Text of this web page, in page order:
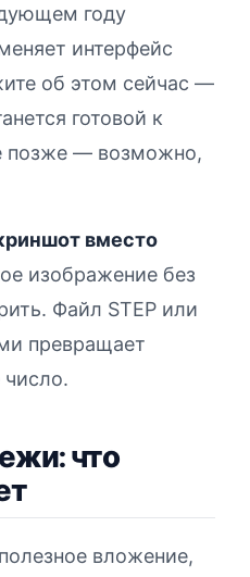
году
интерфейс
об этом сейчас —
готовой к
позже — возможно,
вместо
изображение без
Файл STEP или
превращает
число.
что
вложение,